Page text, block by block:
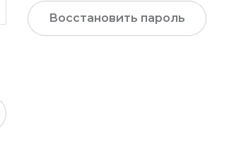
Восстановить пароль